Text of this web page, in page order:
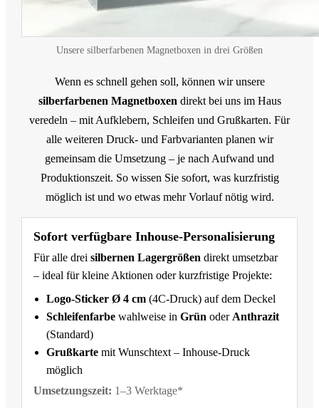
Unsere silberfarbenen Magnetboxen in drei Größen
Wenn es schnell gehen soll, können wir unsere
silberfarbenen Magnetboxen direkt bei uns im Haus
veredeln – mit Aufklebern, Schleifen und Grußkarten. Für
alle weiteren Druck- und Farbvarianten planen wir
gemeinsam die Umsetzung – je nach Aufwand und
Produktionszeit. So wissen Sie sofort, was kurzfristig
möglich ist und wo etwas mehr Vorlauf nötig wird.
Sofort verfügbare Inhouse-Personalisierung
Für alle dreisilbernen Lagergrößen direkt umsetzbar
– ideal für kleine Aktionen oder kurzfristige Projekte:
Logo-Sticker Ø 4 cm (4C-Druck) auf dem Deckel
Schleifenfarbe wahlweise inGrün oder Anthrazit
(Standard)
Grußkarte mit Wunschtext – Inhouse-Druck
möglich
Umsetzungszeit: 1–3 Werktage*